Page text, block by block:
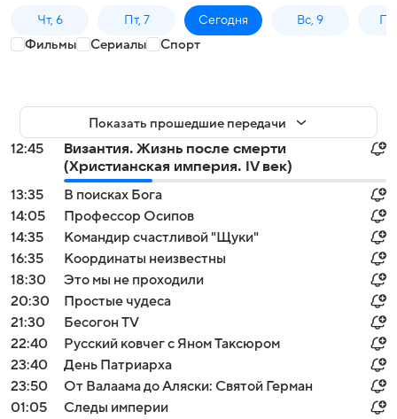
Чт, 6 Пт, 7 Сегодня Вс, 9
Фильмы Сериалы Спорт
Показать прошедшие передачи
12:45
Византия. Жизнь после смерти
(Христианская империя. IV век)
13:35
В поисках Бога
14:05
Профессор Осипов
14:35
Командир счастливой "Щуки"
16:35
Координаты неизвестны
18:30
Это мы не проходили
20:30
Простые чудеса
21:30
Бесогон TV
22:40
Русский ковчег с Яном Таксюром
23:40
День Патриарха
23:50
От Валаама до Аляски: Святой Герман
01:05
Следы империи